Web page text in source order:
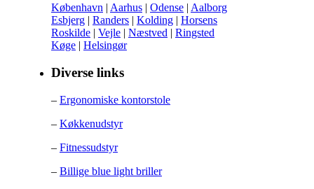
København Aarhus Odense Aalborg
Esbjerg
Randers Kolding
Horsens
Roskilde
Vejle Næstved
Ringsted
Køge
Helsingør
Diverse links
– Ergonomiske kontorstole
– Køkkenudstyr
– Fitnessudstyr
– Billige blue light briller